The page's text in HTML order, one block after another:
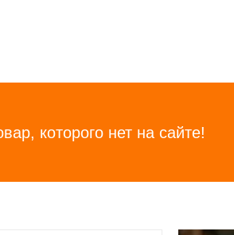
которого нет на сайте!